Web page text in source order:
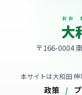
大
大
おお
〒166-0004
本サイトは大和田 伸
政策